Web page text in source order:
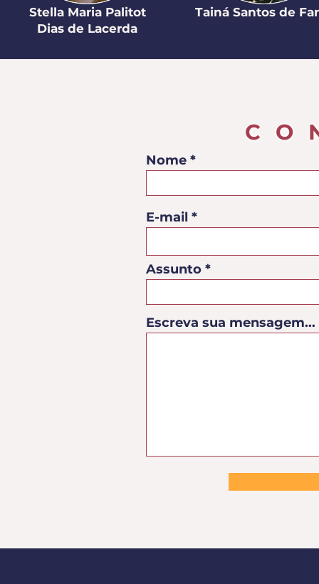
Stella Maria Palitot
Dias de Lacerda
Tainá Santos de
Nome
E-mail
Assunto
Escreva sua mensagem...